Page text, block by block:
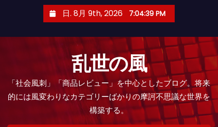
日. 8月 9th, 2026 7:04:40 PM
乱世の風
「社会風刺」「商品レビュー」を中心としたブログ。将来
的には風変わりなカテゴリーばかりの摩訶不思議な世界を
構築する。